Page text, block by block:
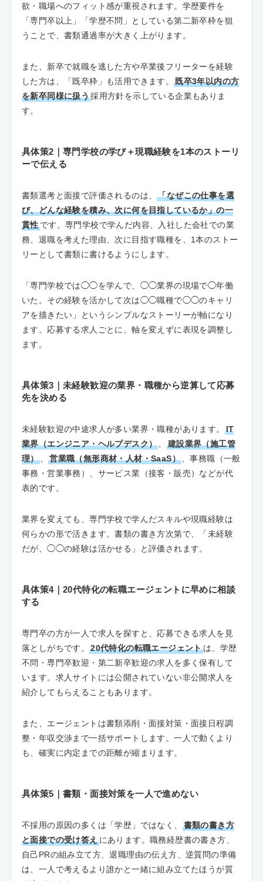
欲・職場へのフィット感が重視されます。学歴要件を
「専門卒以上」「学歴不問」としている第二新卒枠を狙
うことで、書類通過率が大きく上がります。
また、新卒で就職を逃した方や卒業後フリーターを経験
した方は、「既卒枠」も活用できます。既卒3年以内の方
を新卒同様に扱う採用方針を示している企業もありま
す。
具体策2｜専門学校の学び＋現職経験を1本のストーリ
ーで伝える
書類選考と面接で評価されるのは、「なぜこの仕事を選
び、どんな経験を積み、次に何を目指しているか」の一
貫性です。専門学校で学んだ内容、入社した会社での業
務、退職を考えた理由、次に目指す職種を、1本のストー
リーとして書類に書けるようにします。
「専門学校では◯◯を学んで、◯◯業界の現場で◯年働
いた。その経験を活かして次は◯◯職種で◯◯のキャリ
アを描きたい」というシンプルなストーリーが軸になり
ます。応募する求人ごとに、軸を変えずに表現を調整し
ます。
具体策3｜未経験歓迎の業界・職種から逆算して応募
先を決める
未経験歓迎の中途求人が多い業界・職種があります。
IT
業界（エンジニア・ヘルプデスク）
建設業界（施工管
理）、営業職（無形商材・人材・SaaS）、事務職（一般
事務・営業事務）、サービス業（接客・販売）などが代
表的です。
業界を変えても、専門学校で学んだスキルや現職経験は
何らかの形で活きます。書類の書き方次第で、「未経験
だが、◯◯の経験は活かせる」と評価されます。
具体策4｜20代特化の転職エージェントに早めに相談
する
専門卒の方が一人で求人を探すと、応募できる求人を見
落としがちです。20代特化の転職エージェントは、学歴
不問・専門卒歓迎・第二新卒歓迎の求人を多く保有して
います。求人サイトには公開されていない非公開求人を
紹介してもらえることもあります。
また、エージェントは書類添削・面接対策・面接日程調
整・年収交渉まで一括サポートします。一人で動くより
も、確実に内定までの距離が縮まります。
具体策5｜書類・面接対策を一人で進めない
不採用の原因の多くは「学歴」ではなく、
書類の書き方
と面接での受け答えにあります。職務経歴書の書き方、
自己PRの組み立て方、退職理由の伝え方、逆質問の準備
は、一人で考えるより誰かと一緒に組み立てたほうが質